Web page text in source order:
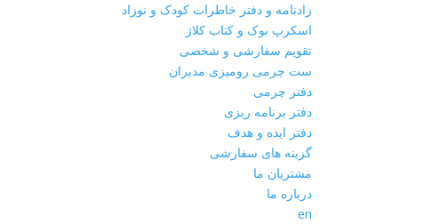
زادنامه و دفتر خاطرات کودک و نوزاد
اسکرپ بوک و کتاب کلاژ
تقویم سفارشی و شخصی
ست چرمی رومیزی مدیران
دفتر چرمی
دفتر برنامه ریزی
دفتر ایده و هدف
گزینه های سفارشی
مشتریان ما
درباره ما
en